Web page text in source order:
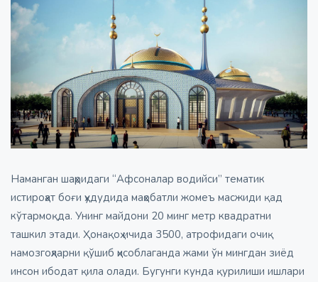
Наманган шаҳридаги “Афсоналар водийси” тематик
истироҳат боғи ҳудудида маҳобатли жомеъ масжиди қад
кўтармоқда. Унинг майдони 20 минг метр квадратни
ташкил этади. Ҳонақоҳ ичида 3500, атрофидаги очиқ
намозгоҳларни қўшиб ҳисоблаганда жами ўн мингдан зиёд
инсон ибодат қила олади. Бугунги кунда қурилиши ишлари